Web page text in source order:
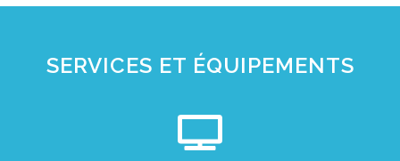
SERVICES ET ÉQUIPEMENTS